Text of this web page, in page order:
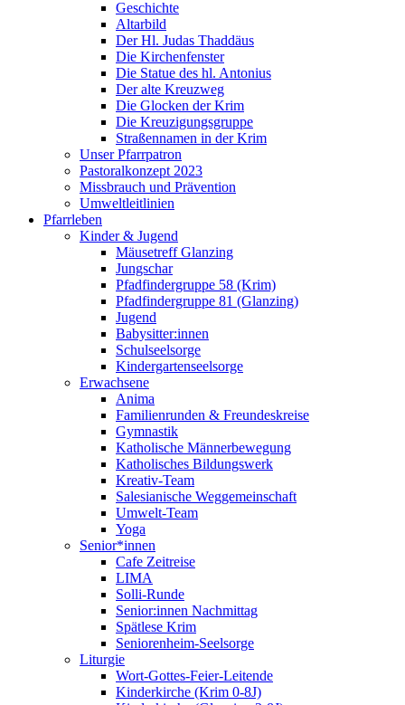
Geschichte
Altarbild
Der Hl. Judas Thaddäus
Die Kirchenfenster
Die Statue des hl. Antonius
Der alte Kreuzweg
Die Glocken der Krim
Die Kreuzigungsgruppe
Straßennamen in der Krim
Unser Pfarrpatron
Pastoralkonzept 2023
Missbrauch und Prävention
Umweltleitlinien
Pfarrleben
Kinder & Jugend
Mäusetreff Glanzing
Jungschar
Pfadfindergruppe 58 (Krim)
Pfadfindergruppe 81 (Glanzing)
Jugend
Babysitter:innen
Schulseelsorge
Kindergartenseelsorge
Erwachsene
Anima
Familienrunden & Freundeskreise
Gymnastik
Katholische Männerbewegung
Katholisches Bildungswerk
Kreativ-Team
Salesianische Weggemeinschaft
Umwelt-Team
Yoga
Senior*innen
Cafe Zeitreise
LIMA
Solli-Runde
Senior:innen Nachmittag
Spätlese Krim
Seniorenheim-Seelsorge
Liturgie
Wort-Gottes-Feier-Leitende
Kinderkirche (Krim 0-8J)